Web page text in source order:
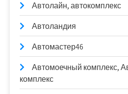
Автолайн, автокомплекс
Автоландия
Автомастер46
Автомоечный комплекс,
комплекс